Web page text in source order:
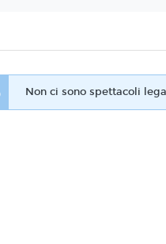
Non ci sono spettacoli